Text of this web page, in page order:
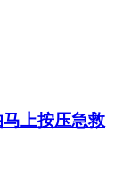
上按压急救